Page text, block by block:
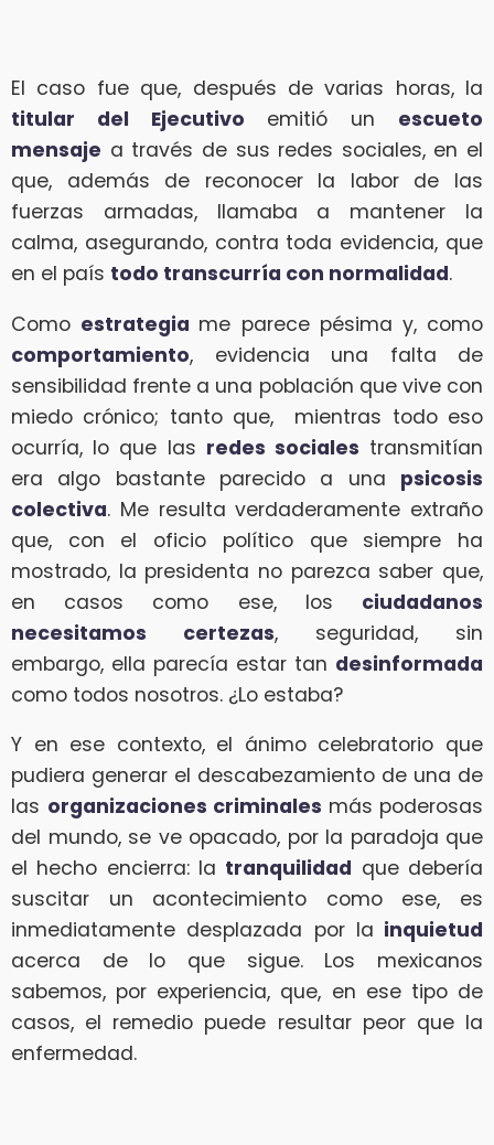
El caso fue que, después de varias horas, la
titular del Ejecutivo emitió un escueto
mensaje a través de sus redes sociales, en el
que, además de reconocer la labor de las
fuerzas armadas, llamaba a mantener la
calma, asegurando, contra toda evidencia, que
en el país todo transcurría con normalidad.
Como estrategia me parece pésima y, como
comportamiento, evidencia una falta de
sensibilidad frente a una población que vive con
miedo crónico; tanto que, mientras todo eso
ocurría, lo que las redes sociales transmitían
era algo bastante parecido a una psicosis
colectiva. Me resulta verdaderamente extraño
que, con el oficio político que siempre ha
mostrado, la presidenta no parezca saber que,
en casos como ese, los ciudadanos
necesitamos certezas, seguridad, sin
embargo, ella parecía estar tan desinformada
como todos nosotros. ¿Lo estaba?
Y en ese contexto, el ánimo celebratorio que
pudiera generar el descabezamiento de una de
las organizaciones criminales más poderosas
del mundo, se ve opacado, por la paradoja que
el hecho encierra: la tranquilidad que debería
suscitar un acontecimiento como ese, es
inmediatamente desplazada por la inquietud
acerca de lo que sigue. Los mexicanos
sabemos, por experiencia, que, en ese tipo de
casos, el remedio puede resultar peor que la
enfermedad.